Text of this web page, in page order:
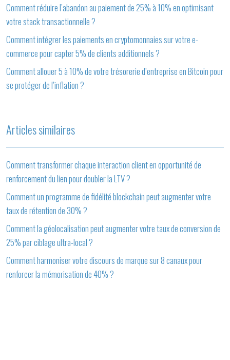
Comment réduire l’abandon au paiement de 25% à 10% en optimisant
votre stack transactionnelle ?
Comment intégrer les paiements en cryptomonnaies sur votre e-
commerce pour capter 5% de clients additionnels ?
Comment allouer 5 à 10% de votre trésorerie d’entreprise en Bitcoin pour
se protéger de l’inflation ?
Articles similaires
Comment transformer chaque interaction client en opportunité de
renforcement du lien pour doubler la LTV ?
Comment un programme de fidélité blockchain peut augmenter votre
taux de rétention de 30% ?
Comment la géolocalisation peut augmenter votre taux de conversion de
25% par ciblage ultra-local ?
Comment harmoniser votre discours de marque sur 8 canaux pour
renforcer la mémorisation de 40% ?